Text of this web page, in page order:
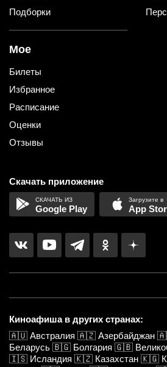
Подборки
Мое
Билеты
Избранное
Расписание
Оценки
Отзывы
Скачать приложение
Google Play App
Киноафиша в других странах:
🇦🇺 Австралия 🇦🇿 Азербайджан
Беларусь 🇧🇬 Болгария 🇬🇧
🇮🇸 Исландия 🇰🇿 Казахстан 🇰🇬